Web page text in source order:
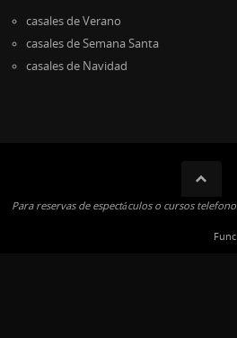
casales de Verano
casales de Semana Santa
casales de Navidad
Para reservas de espectáculos o cursos